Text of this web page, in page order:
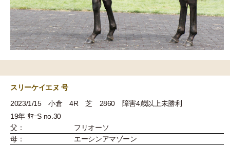
スリーケイエヌ 号
2023/1/15 小倉 4R 芝 2860 障害4歳以上未勝利
19年 ｻﾏｰS no.30
父：
フリオーソ
母：
エーシンアマゾーン